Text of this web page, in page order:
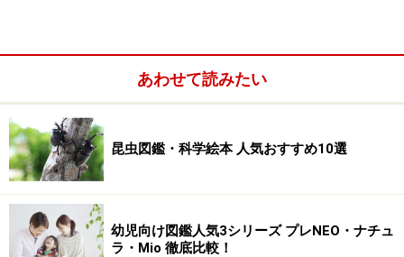
【目次】
比べなければ分からない！ 新たな視点で感性と考え
あわせて読みたい
昆虫図鑑・科学絵本 人気おすすめ10選
幼児向け図鑑人気3シリーズ プレNEO・ナチュ
ラ・Mio 徹底比較！